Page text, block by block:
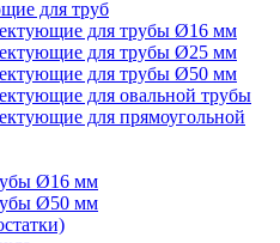
для труб
для трубы Ø16 мм
для трубы Ø25 мм
для трубы Ø50 мм
для овальной трубы
для прямоугольной
Ø16 мм
Ø50 мм